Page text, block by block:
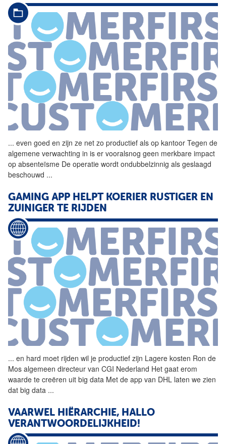
... even goed en zijn ze net zo productief als op kantoor Tegen de
algemene verwachting in is er vooralsnog geen merkbare impact
op absenteïsme De operatie wordt ondubbelzinnig als geslaagd
beschouwd ...
GAMING APP HELPT KOERIER RUSTIGER EN
ZUINIGER TE RIJDEN
... en hard moet rijden wil je productief zijn Lagere kosten Ron de
Mos algemeen directeur van CGI Nederland Het gaat erom
waarde te creëren uit big data Met de app van DHL laten we zien
dat big data ...
VAARWEL HIËRARCHIE, HALLO
VERANTWOORDELIJKHEID!